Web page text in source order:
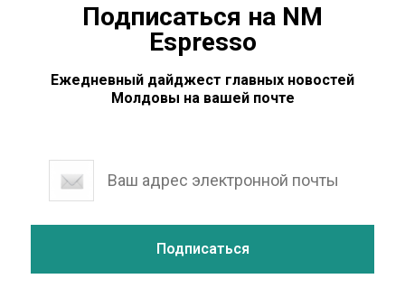
Подписаться на NM
Espresso
Ежедневный дайджест главных новостей
Молдовы на вашей почте